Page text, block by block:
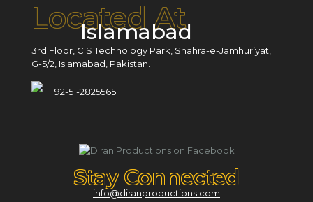
Located At
Islamabad
3rd Floor, CIS Technology Park, Shahra-e-Jamhuriyat,
G-5/2, Islamabad, Pakistan.
+92-51-2825565
Stay Connected
info@diranproductions.com